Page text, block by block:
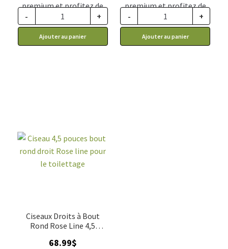
premium et profitez de
ce prix rabais : 102.29$ CA
- +
Ajouter au panier
premium et profitez de
ce prix rabais : 131.99$ CA
- +
Ajouter au panier
Ciseaux Droits à Bout
Rond Rose Line 4,5
68.99$